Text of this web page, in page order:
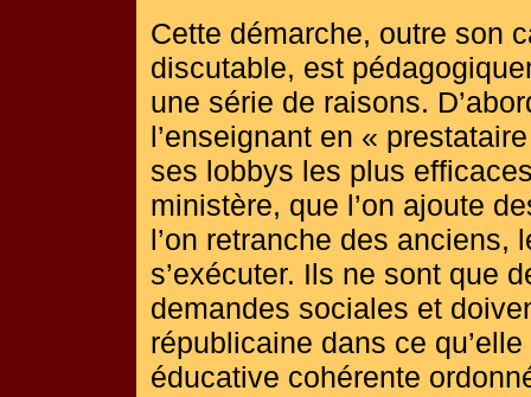
Cette démarche, outre son
discutable, est
une série de raisons.
l’enseignant en «
ses lobbys les plus
ministère, que l’on ajoute
l’on retranche des anciens,
s’exécuter. Ils ne sont que
demandes sociales et
républicaine dans ce
éducative cohérente